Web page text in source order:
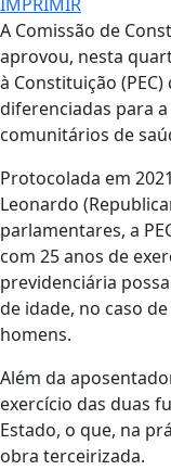
A Comissão de
aprovou, nesta
à Constituição
diferenciadas para
comunitários de
Protocolada em
Leonardo
parlamentares, a
com 25 anos de
previdenciária
de idade, no caso
homens.
Além da
exercício das duas
Estado, o que, na
obra terceirizada.